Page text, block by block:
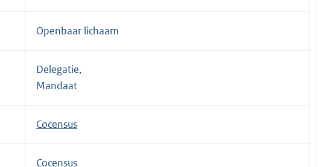
Openbaar lichaam
Delegatie,
Mandaat
Cocensus
Cocensus